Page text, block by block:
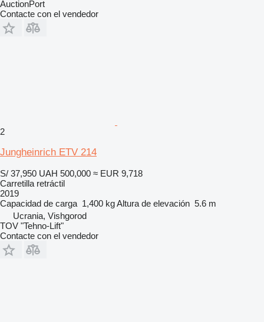
AuctionPort
Contacte con el vendedor
2
Jungheinrich ETV 214
S/ 37,950 UAH 500,000 ≈ EUR 9,718
Carretilla retráctil
2019
Capacidad de carga 1,400 kgAltura de elevación 5.6 m
Ucrania, Vishgorod
TOV "Tehno-Lift"
Contacte con el vendedor